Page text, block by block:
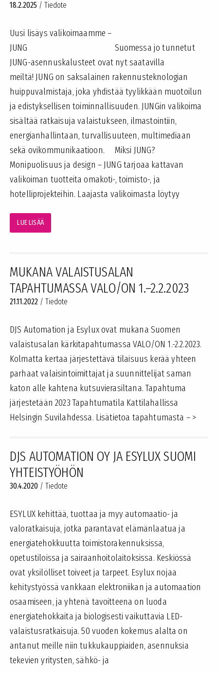
18.2.2025 / Tiedote
Uusi lisäys valikoimaamme –
JUNG Suomessa jo tunnetut
JUNG-asennuskalusteet ovat nyt saatavilla
meiltä! JUNG on saksalainen rakennusteknologian
huippuvalmistaja, joka yhdistää tyylikkään muotoilun
ja edistyksellisen toiminnallisuuden. JUNGin valikoima
sisältää ratkaisuja valaistukseen, ilmastointiin,
energianhallintaan, turvallisuuteen, multimediaan
sekä ovikommunikaatioon. Miksi JUNG?
Monipuolisuus ja design – JUNG tarjoaa kattavan
valikoiman tuotteita omakoti-, toimisto-, ja
hotelliprojekteihin. Laajasta valikoimasta löytyy
LUE LISÄÄ
MUKANA VALAISTUSALAN
TAPAHTUMASSA VALO/ON 1.–2.2.2023
21.11.2022 / Tiedote
DJS Automation ja Esylux ovat mukana Suomen
valaistusalan kärkitapahtumassa VALO/ON 1.-2.2.2023.
Kolmatta kertaa järjestettävä tilaisuus kerää yhteen
parhaat valaisintoimittajat ja suunnittelijat saman
katon alle kahtena kutsuvierasiltana. Tapahtuma
järjestetään 2023 Tapahtumatila Kattilahallissa
Helsingin Suvilahdessa. Lisätietoa tapahtumasta – >
DJS AUTOMATION OY JA ESYLUX SUOMI
YHTEISTYÖHÖN
30.4.2020 / Tiedote
ESYLUX kehittää, tuottaa ja myy automaatio- ja
valoratkaisuja, jotka parantavat elämänlaatua ja
energiatehokkuutta toimistorakennuksissa,
opetustiloissa ja sairaanhoitolaitoksissa. Keskiössä
ovat yksilölliset toiveet ja tarpeet. Esylux nojaa
kehitystyössä vankkaan elektroniikan ja automaation
osaamiseen, ja yhtenä tavoitteena on luoda
energiatehokkaita ja biologisesti vaikuttavia LED-
valaistusratkaisuja. 50 vuoden kokemus alalta on
antanut meille niin tukkukauppiaiden, asennuksia
tekevien yritysten, sähkö- ja